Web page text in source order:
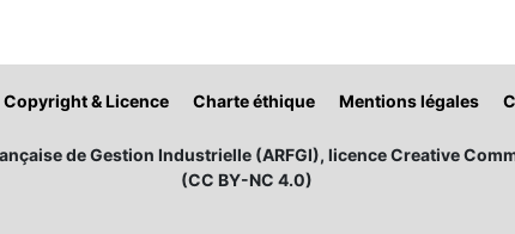
Copyright & Licence Charte éthique Mentions légales
de Gestion Industrielle (ARFGI), licence Creative
(CC BY-NC 4.0)